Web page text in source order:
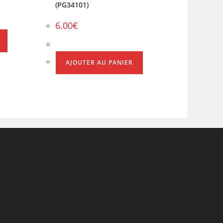
(PG34101)
6.00€
AJOUTER AU PANIER